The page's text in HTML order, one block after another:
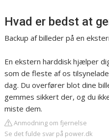
Hvad er bedst at
Backup af billeder på en
En ekstern harddisk hjælper
som de fleste af os
dag. Du overfører blot dine
gemmes sikkert der, og du
miste dem.
Anmodning om fjernelse
Se det fulde svar på power.dk